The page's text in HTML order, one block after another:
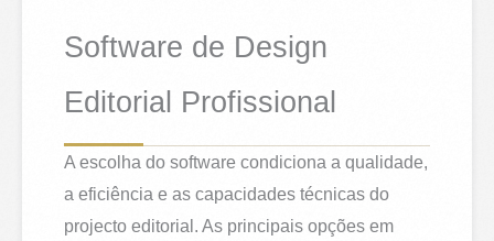
Software de Design
Editorial Profissional
A escolha do software condiciona a qualidade,
a eficiência e as capacidades técnicas do
projecto editorial. As principais opções em